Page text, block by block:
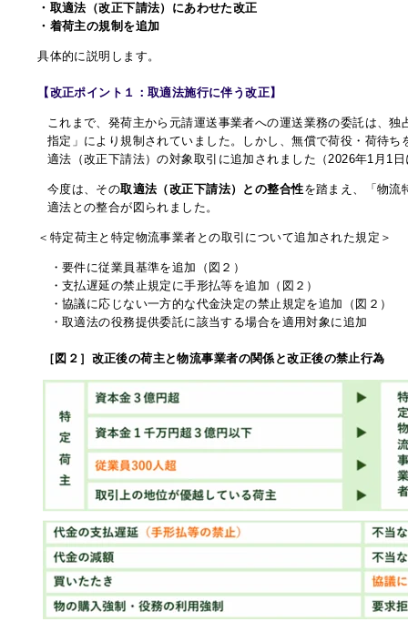
・取適法（改正下請法）にあわせた改正
・着荷主の規制を追加
具体的に説明します。
【改正ポイント１：取適法施行に伴う改正】
これまで、発荷主から元請運送事業者への運送業務の委託は、
指定」により規制されていました。しかし、無償で荷役・荷待
適法（改正下請法）の対象取引に追加されました（2026年1月1
今度は、その取適法（改正下請法）との整合性を踏まえ、「物流
適法との整合が図られました。
＜特定荷主と特定物流事業者との取引について追加された規定＞
・要件に従業員基準を追加（図２）
・支払遅延の禁止規定に手形払等を追加（図２）
・協議に応じない一方的な代金決定の禁止規定を追加（図２）
・取適法の役務提供委託に該当する場合を適用対象に追加
［図２］改正後の荷主と物流事業者の関係と改正後の禁止行為